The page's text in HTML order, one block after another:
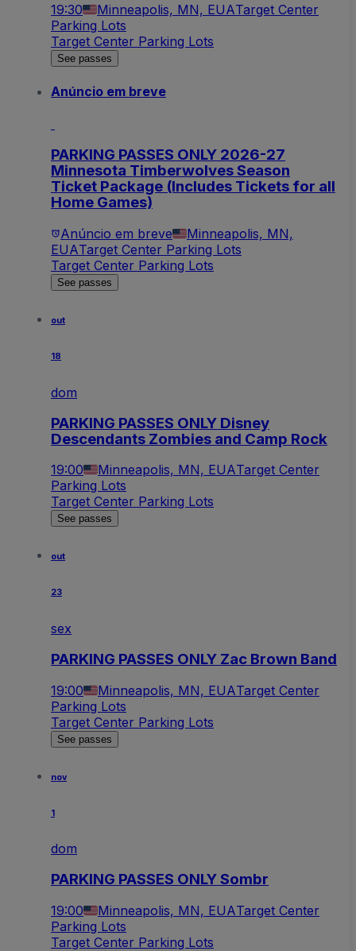
19:30 Minneapolis, MN, EUATarget Center
Parking Lots
Target Center Parking Lots
See passes
Anúncio em breve
PARKING PASSES ONLY 2026-27
Minnesota Timberwolves Season
Ticket Package (Includes Tickets for all
Home Games)
Anúncio em breve
Minneapolis, MN,
EUATarget Center Parking Lots
Target Center Parking Lots
See passes
out
18
dom
PARKING PASSES ONLY Disney
Descendants Zombies and Camp Rock
19:00 Minneapolis, MN, EUATarget Center
Parking Lots
Target Center Parking Lots
See passes
out
23
sex
PARKING PASSES ONLY Zac Brown Band
19:00 Minneapolis, MN, EUATarget Center
Parking Lots
Target Center Parking Lots
See passes
nov
1
dom
PARKING PASSES ONLY Sombr
19:00 Minneapolis, MN, EUATarget Center
Parking Lots
Target Center Parking Lots